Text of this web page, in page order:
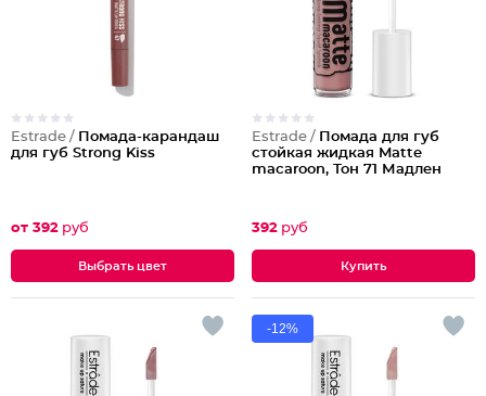
Estrade / Помада-карандаш
для губ Strong Kiss
от 392 руб
Выбрать цвет
Estrade / Помада для губ
стойкая жидкая Matte
macaroon, Тон 71 Мадлен
392 руб
-12%